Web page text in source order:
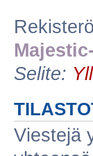
Selite:
Viestejä